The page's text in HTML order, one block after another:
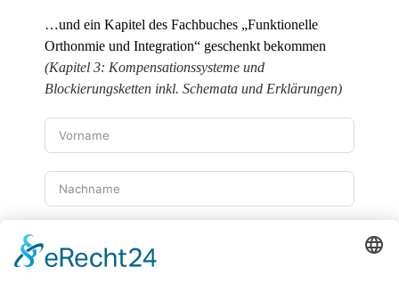
…und ein Kapitel des Fachbuches „Funktionelle
Orthonmie und Integration“ geschenkt bekommen
(Kapitel 3: Kompensationssysteme und
Blockierungsketten inkl. Schemata und Erklärungen)